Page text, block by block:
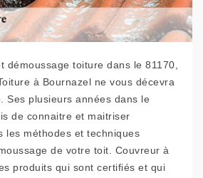
démoussage toiture dans le 81170,
à Bournazel ne vous décevra
Ses plusieurs années dans le
de connaitre et maitriser
les méthodes et techniques
de votre toit. Couvreur à
produits qui sont certifiés et qui